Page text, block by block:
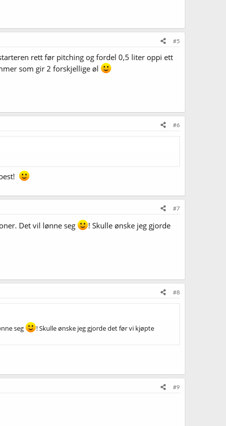
#5
rett før pitching og fordel 0,5 liter oppi ett
som gir 2 forskjellige øl
#6
#7
Det vil lønne seg
! Skulle ønske jeg gjorde
#8
seg
! Skulle ønske jeg gjorde det før vi kjøpte
#9